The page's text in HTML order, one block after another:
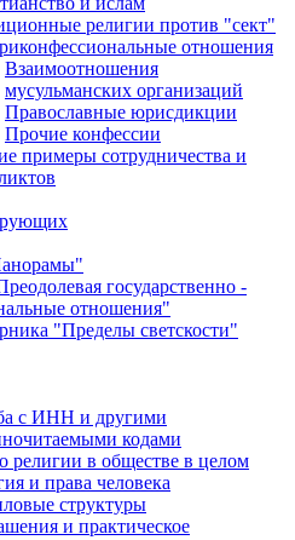
религии против "сект"
отношения
Взаимоотношения
мусульманских организаций
Православные юрисдикции
Прочие конфессии
примеры сотрудничества и
государственно -
отношения"
"Пределы светскости"
с ИНН и другими
кодами
религии в обществе в целом
и права человека
структуры
и практическое